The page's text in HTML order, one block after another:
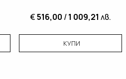
€516,00 /1 009,21 лв.
КУПИ